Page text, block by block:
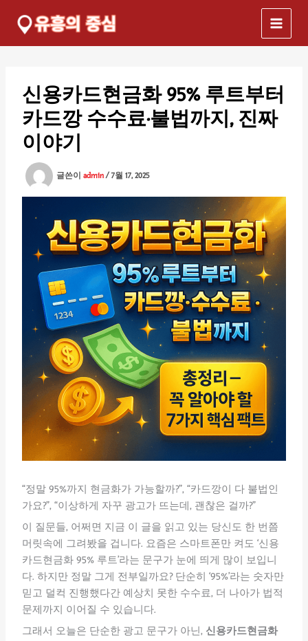
신용카드현금화 95% 루트부터
카드깡 수수료·불법까지, 진짜
이야기
글쓴이 admin/ 7월 17, 2025
“정말 95%까지 현금화가 가능할까?”, “카드깡이 다 불법인
가요?”, “이상하게 자꾸 광고가 뜨는데, 괜찮은 걸까?”
이 질문들, 어쩌면 지금 이 글을 읽고 있는 당신도 한 번쯤
머릿속에 그려봤을 겁니다. 요즘은 스마트폰만 켜도 ‘신용
카드현금화 95% 루트’라는 문구가 눈에 띄게 많이 보입니
다. 하지만 정말 그게 전부일까요? 단순히 ‘95%’라는 숫자만
믿고 덜컥 진행했다간 예상치 못한 수수료, 더 나아가 법적
문제까지 이어질 수 있습니다.
그래서 오늘은 단순한 광고 문구가 아닌, 신용카드현금화